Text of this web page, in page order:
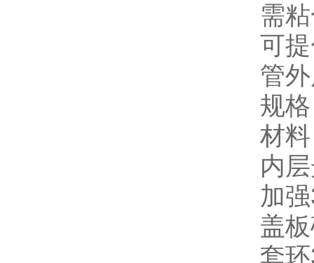
需
可
管
规格
材料
内层
加强
盖板
套环